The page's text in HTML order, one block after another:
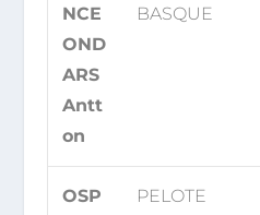
NCE
OND
ARS
Antt
on
BASQUE
OSP
PELOTE